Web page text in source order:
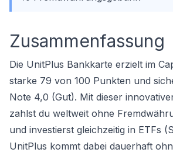
Zusammenfassung
Die UnitPlus Bankkarte erzielt im
starke 79 von 100 Punkten und
Note 4,0 (Gut). Mit dieser
zahlst du weltweit ohne
und investierst gleichzeitig in ETFs
UnitPlus kommt dabei dauerhaft